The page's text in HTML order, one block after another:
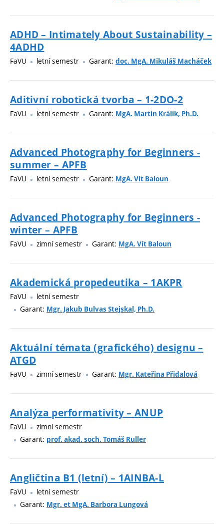
ADHD – Intimately About Sustainability –
4ADHD
FaVU letní semestr Garant: doc. MgA. Mikuláš Macháček
Aditivní robotická tvorba – 1-2DO-2
FaVU letní semestr Garant: MgA. Martin Králík, Ph.D.
Advanced Photography for Beginners -
summer – APFB
FaVU letní semestr Garant: MgA. Vít Baloun
Advanced Photography for Beginners -
winter – APFB
FaVU zimní semestr Garant: MgA. Vít Baloun
Akademická propedeutika – 1AKPR
FaVU
letní semestr
Garant: Mgr. Jakub Bulvas Stejskal, Ph.D.
Aktuální témata (grafického) designu –
ATGD
FaVU zimní semestr Garant: Mgr. Kateřina Přidalová
Analýza performativity – ANUP
FaVU
zimní semestr
Garant: prof. akad. soch. Tomáš Ruller
Angličtina B1 (letní) – 1AINBA-L
FaVU
letní semestr
Garant: Mgr. et MgA. Barbora Lungová